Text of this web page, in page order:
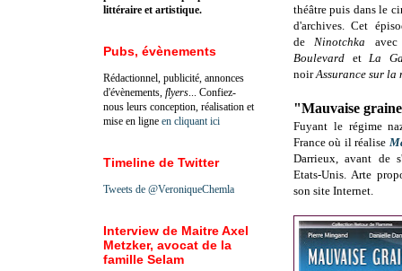
théâtre puis dans le
d'archives. Cet
deNinotchka
Boulevard etLa
noirAssurance sur la
"Mauvaise
Fuyant le régime
France où il réalise
Darrieux, avant de
Etats-Unis. Arte
son site Internet.
littéraire et artistique.
Pubs, évènements
Rédactionnel, publicité, annonces
d'évènements, flyers ... Confiez-
nous leurs conception, réalisation et
mise en ligne en cliquant ici
Timeline de Twitter
Tweets de @VeroniqueChemla
Interview de Maitre Axel
Metzker, avocat de la
famille Selam